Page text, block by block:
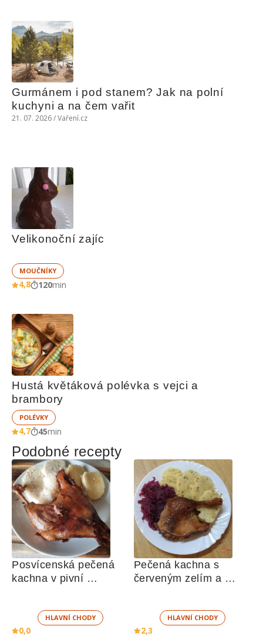
Gurmánem i pod stanem? Jak na polní
kuchyni a na čem vařit
21. 07. 2026 / Vaření.cz
Velikonoční zajíc
MOUČNÍKY
4,8 120min
Hustá květáková polévka s vejci a
brambory
POLÉVKY
4,7 45min
Podobné recepty
Posvícenská pečená
kachna v pivní
HLAVNÍ CHODY
0,0
Pečená kachna s
červeným zelím a
HLAVNÍ CHODY
2,3